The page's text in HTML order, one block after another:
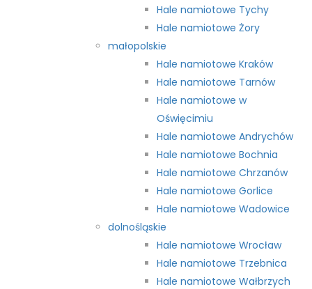
Hale namiotowe Tychy
Hale namiotowe Żory
małopolskie
Hale namiotowe Kraków
Hale namiotowe Tarnów
Hale namiotowe w
Oświęcimiu
Hale namiotowe Andrychów
Hale namiotowe Bochnia
Hale namiotowe Chrzanów
Hale namiotowe Gorlice
Hale namiotowe Wadowice
dolnośląskie
Hale namiotowe Wrocław
Hale namiotowe Trzebnica
Hale namiotowe Wałbrzych